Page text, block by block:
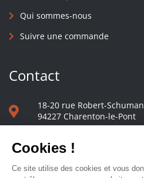
Qui sommes-nous
Suivre une commande
Contact
18-20 rue Robert-Schuman
94227 Charenton-le-Pont